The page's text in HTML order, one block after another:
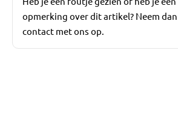
opmerking over dit artikel? Neem dan
contact met ons op.